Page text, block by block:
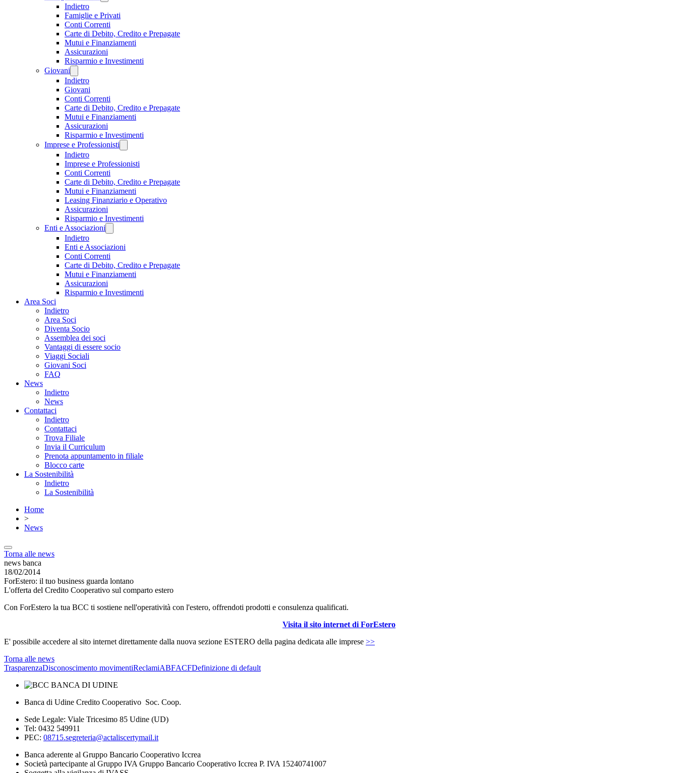
Indietro
Famiglie e Privati
Conti Correnti
Carte di Debito, Credito e Prepagate
Mutui e Finanziamenti
Assicurazioni
Risparmio e Investimenti
Giovani
Indietro
Giovani
Conti Correnti
Carte di Debito, Credito e Prepagate
Mutui e Finanziamenti
Assicurazioni
Risparmio e Investimenti
Imprese e Professionisti
Indietro
Imprese e Professionisti
Conti Correnti
Carte di Debito, Credito e Prepagate
Mutui e Finanziamenti
Leasing Finanziario e Operativo
Assicurazioni
Risparmio e Investimenti
Enti e Associazioni
Indietro
Enti e Associazioni
Conti Correnti
Carte di Debito, Credito e Prepagate
Mutui e Finanziamenti
Assicurazioni
Risparmio e Investimenti
Area Soci
Indietro
Area Soci
Diventa Socio
Assemblea dei soci
Vantaggi di essere socio
Viaggi Sociali
Giovani Soci
FAQ
News
Indietro
News
Contattaci
Indietro
Contattaci
Trova Filiale
Invia il Curriculum
Prenota appuntamento in filiale
Blocco carte
La Sostenibilità
Indietro
La Sostenibilità
Home
>
News
Torna alle news
news banca
18/02/2014
ForEstero: il tuo business guarda lontano
L'offerta del Credito Cooperativo sul comparto estero
Con ForEstero la tua BCC ti sostiene nell'operatività con l'estero, offrendoti prodotti e consulenza qualificati.
Visita il sito internet di ForEstero
E' possibile accedere al sito internet direttamente dalla nuova sezione ESTERO della pagina dedicata alle imprese >>
Torna alle news
TrasparenzaDisconoscimento movimentiReclamiABFACFDefinizione di default
Banca di Udine Credito Cooperativo Soc. Coop.
Sede Legale: Viale Tricesimo 85 Udine (UD)
Tel: 0432 549911
PEC: 08715.segreteria@actaliscertymail.it
Banca aderente al Gruppo Bancario Cooperativo Iccrea
Società partecipante al Gruppo IVA Gruppo Bancario Cooperativo Iccrea P. IVA 15240741007